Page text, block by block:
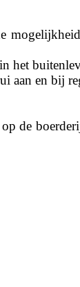
het
aan en bij
de